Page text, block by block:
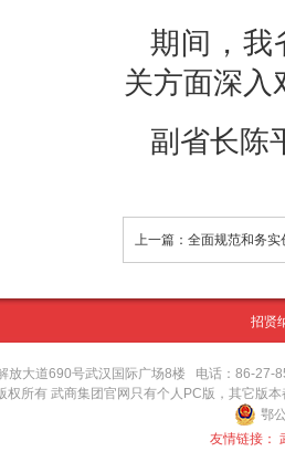
期间，我
关方面深入
副省长陈
招贤
放大道690号武汉国际广场8楼 电话：86-
权所有 武商集团官网只有个人PC版，其它版
鄂
友情链接：